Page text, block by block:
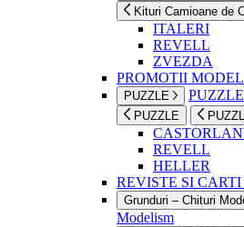
Kituri Camioane de
ITALERI
REVELL
ZVEZDA
PROMOTII
PUZZLE PUZZLE
PUZZLE
REVELL
HELLER
REVISTE SI
Grunduri – Chituri
Modelism